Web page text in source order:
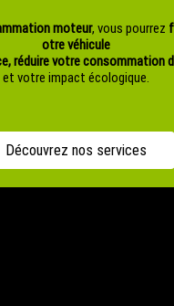
moteur, vous pourrez
otre véhicule
réduire votre consommation
et votre impact écologique.
Découvrez nos services